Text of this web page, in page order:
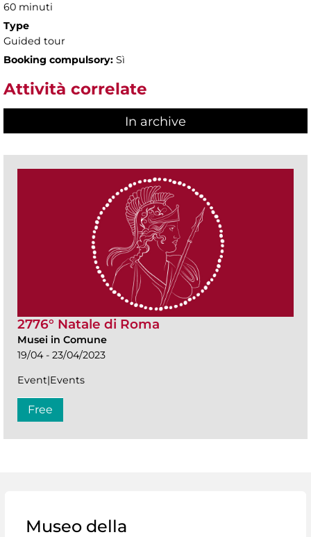
60 minuti
Type
Guided tour
Booking compulsory: Sì
Attività correlate
In archive
2776° Natale di Roma
Musei in Comune
19/04 - 23/04/2023
Event|Events
Free
Museo della